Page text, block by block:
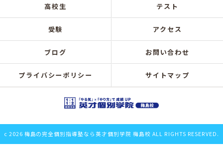
高校生 テスト
受験 アクセス
ブログ お問い合わせ
プライバシーポリシー サイトマップ
c 2026 梅島の完全個別指導塾なら英才個別学院 梅島校 ALL RIGHTS RESERVED.